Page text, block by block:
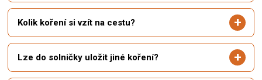
Kolik koření si vzít na cestu?
Lze do solničky uložit jiné koření?